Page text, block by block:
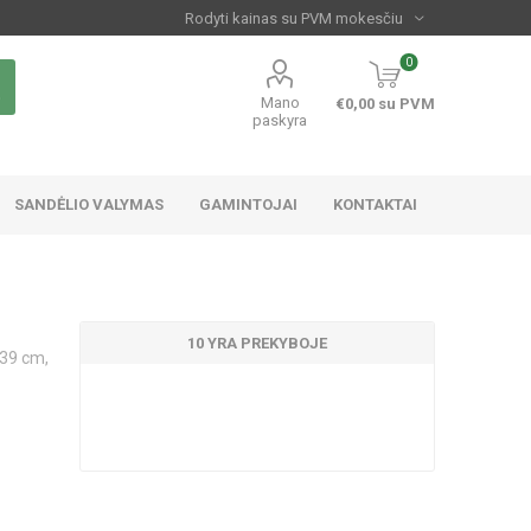
Mano
paskyra
0
€0,00 su PVM
SANDĖLIO VALYMAS GAMINTOJAI KONTAKTAI
cm,
10 YRA PREKYBOJE